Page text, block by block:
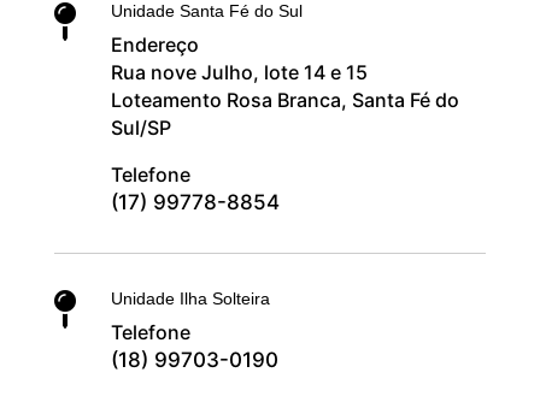
 Unidade Santa Fé do Sul
Endereço
Rua nove Julho, lote 14 e 15
Loteamento Rosa Branca, Santa Fé do
Sul/SP
Telefone
(17) 99778-8854
 Unidade Ilha Solteira
Telefone
(18) 99703-0190